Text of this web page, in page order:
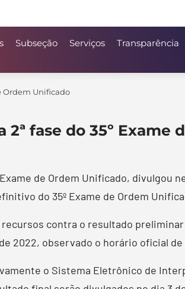
Subseção Serviços Transparência
Ordem Unificado
fase do 35º Exame
de Ordem Unificado, divulgou
do 35º Exame de Ordem
contra o resultado
2022, observado o horário oficial de
o Sistema Eletrônico de